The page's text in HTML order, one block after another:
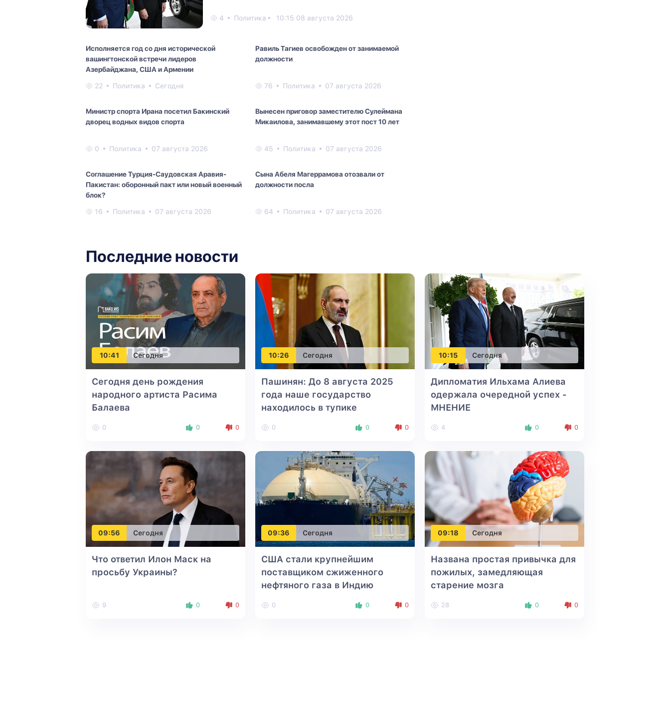
4 Политика 10:15 08 августа 2026
Исполняется год со дня исторической
вашингтонской встречи лидеров
Азербайджана, США и Армении
22 Политика Сегодня
Равиль Тагиев освобожден от занимаемой
должности
76 Политика 07 августа 2026
Министр спорта Ирана посетил Бакинский
дворец водных видов спорта
0 Политика 07 августа 2026
Вынесен приговор заместителю Сулеймана
Микаилова, занимавшему этот пост 10 лет
45 Политика 07 августа 2026
Соглашение Турция-Саудовская Аравия-
Пакистан: оборонный пакт или новый военный
блок?
16 Политика 07 августа 2026
Сына Абеля Магеррамова отозвали от
должности посла
64 Политика 07 августа 2026
Последние новости
10:41 Сегодня
Сегодня день рождения
народного артиста Расима
Балаева
0 0 0
10:26 Сегодня
Пашинян: До 8 августа 2025
года наше государство
находилось в тупике
0 0 0
10:15 Сегодня
Дипломатия Ильхама Алиева
одержала очередной успех -
МНЕНИЕ
4 0 0
09:56 Сегодня
Что ответил Илон Маск на
просьбу Украины?
9 0 0
09:36 Сегодня
США стали крупнейшим
поставщиком сжиженного
нефтяного газа в Индию
0 0 0
09:18 Сегодня
Названа простая привычка для
пожилых, замедляющая
старение мозга
28 0 0